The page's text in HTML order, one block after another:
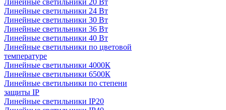
Линейные светильники 20 Вт
Линейные светильники 24 Вт
Линейные светильники 30 Вт
Линейные светильники 36 Вт
Линейные светильники 40 Вт
Линейные светильники по цветовой
температуре
Линейные светильники 4000К
Линейные светильники 6500К
Линейные светильники по степени
защиты IP
Линейные светильники IP20